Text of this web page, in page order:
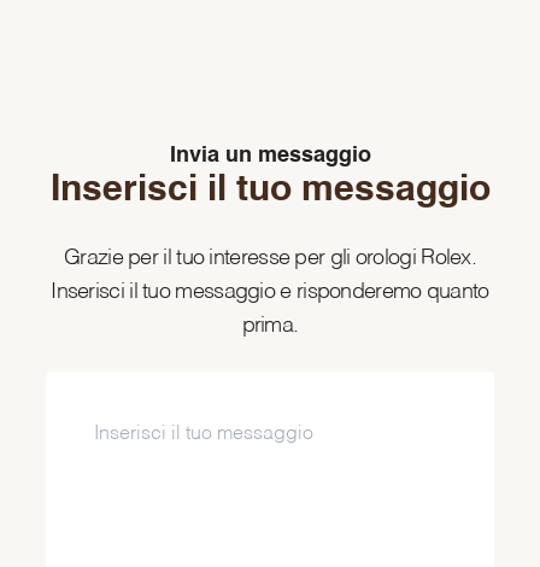
Invia un messaggio
Inserisci il tuo messaggio
Grazie per il tuo interesse per gli orologi Rolex.
Inserisci il tuo messaggio e risponderemo quanto
prima.